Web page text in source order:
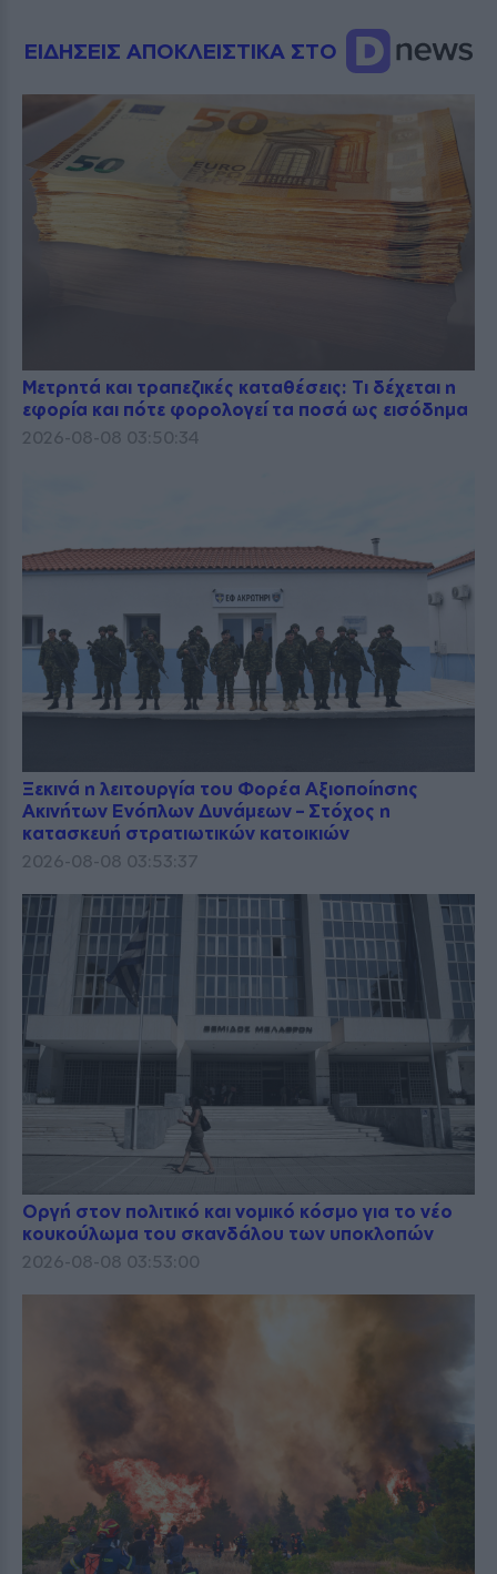
ΕΙΔΗΣΕΙΣ ΑΠΟΚΛΕΙΣΤΙΚΑ ΣΤΟ
Μετρητά και τραπεζικές καταθέσεις: Τι δέχεται η
εφορία και πότε φορολογεί τα ποσά ως εισόδημα
2026-08-08 03:50:34
Ξεκινά η λειτουργία του Φορέα Αξιοποίησης
Ακινήτων Ενόπλων Δυνάμεων – Στόχος η
κατασκευή στρατιωτικών κατοικιών
2026-08-08 03:53:37
Οργή στον πολιτικό και νομικό κόσμο για το νέο
κουκούλωμα του σκανδάλου των υποκλοπών
2026-08-08 03:53:00